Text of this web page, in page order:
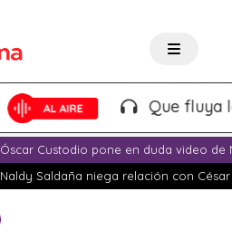
Que fluya la
Óscar Custodio pone en duda video de
Naldy Saldaña niega relación con